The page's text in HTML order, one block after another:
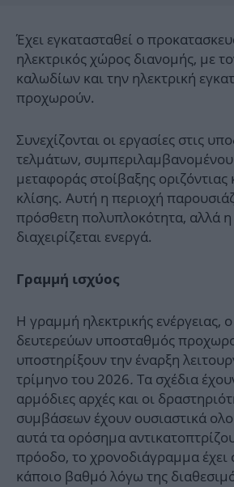
Έχει εγκατασταθεί ο
ηλεκτρικός χώρος διανομής, με
καλωδίων και την ηλεκτρική
προχωρούν.
Συνεχίζονται οι εργασίες στις
τελμάτων,
μεταφοράς στοίβαξης οριζόντιας
κλίσης. Αυτή η περιοχή
πρόσθετη πολυπλοκότητα, αλλά
διαχειρίζεται ενεργά.
Γραμμή ισχύος
Η γραμμή ηλεκτρικής ενέργειας,
δευτερεύων υποσταθμός
υποστηρίξουν την έναρξη
τρίμηνο του 2026. Τα σχέδια
αρμόδιες αρχές και οι
συμβάσεων έχουν ουσιαστικά
αυτά τα ορόσημα
πρόοδο, το χρονοδιάγραμμα έχει
κάποιο βαθμό λόγω της